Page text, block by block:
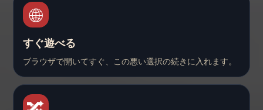
🌐
すぐ遊べる
ブラウザで開いてすぐ、この悪い選択の続きに入れます。